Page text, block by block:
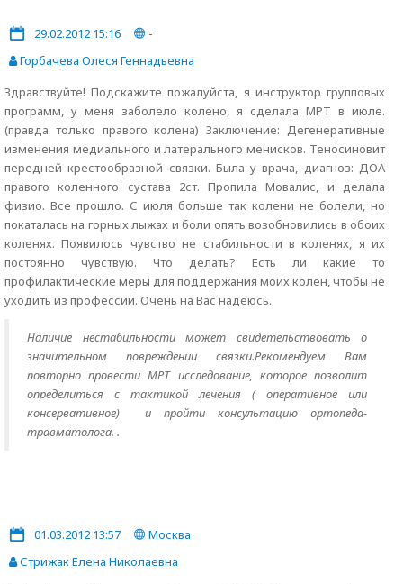
29.02.2012 15:16
-
Горбачева Олеся Геннадьевна
Здравствуйте! Подскажите пожалуйста, я инструктор групповых
программ, у меня заболело колено, я сделала МРТ в июле.
(правда только правого колена) Заключение: Дегенеративные
изменения медиального и латерального менисков. Теносиновит
передней крестообразной связки. Была у врача, диагноз: ДОА
правого коленного сустава 2ст. Пропила Мовалис, и делала
физио. Все прошло. С июля больше так колени не болели, но
покаталась на горных лыжах и боли опять возобновились в обоих
коленях. Появилось чувство не стабильности в коленях, я их
постоянно чувствую. Что делать? Есть ли какие то
профилактические меры для поддержания моих колен, чтобы не
уходить из профессии. Очень на Вас надеюсь.
Наличие нестабильности может свидетельствовать о
значительном повреждении связки.Рекомендуем Вам
повторно провести МРТ исследование, которое позволит
определиться с тактикой лечения ( оперативное или
консервативное) и пройти консультацию ортопеда-
травматолога. .
01.03.2012 13:57
Москва
Стрижак Елена Николаевна